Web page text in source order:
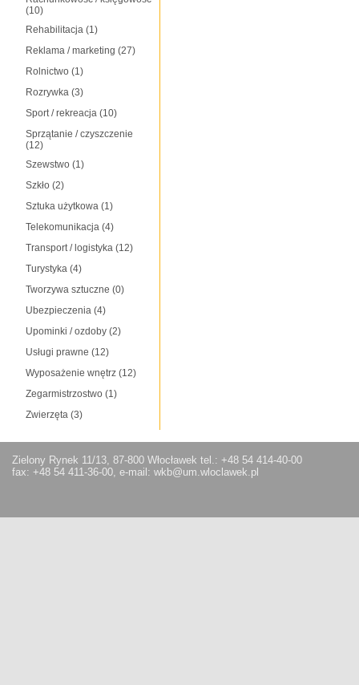
(10)
Rehabilitacja (1)
Reklama / marketing (27)
Rolnictwo (1)
Rozrywka (3)
Sport / rekreacja (10)
Sprzątanie / czyszczenie
(12)
Szewstwo (1)
Szkło (2)
Sztuka użytkowa (1)
Telekomunikacja (4)
Transport / logistyka (12)
Turystyka (4)
Tworzywa sztuczne (0)
Ubezpieczenia (4)
Upominki / ozdoby (2)
Usługi prawne (12)
Wyposażenie wnętrz (12)
Zegarmistrzostwo (1)
Zwierzęta (3)
Zielony Rynek 11/13, 87-800 Włocławek tel.: +48 54 414-40-00
fax: +48 54 411-36-00, e-mail: wkb@um.wloclawek.pl